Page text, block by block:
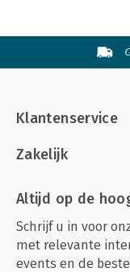
Klantenservice
Zakelijk
Altijd op de
Schrijf u in voor
met relevante
events en de